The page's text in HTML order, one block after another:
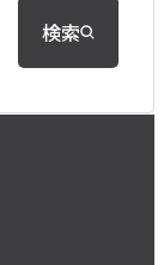
検索